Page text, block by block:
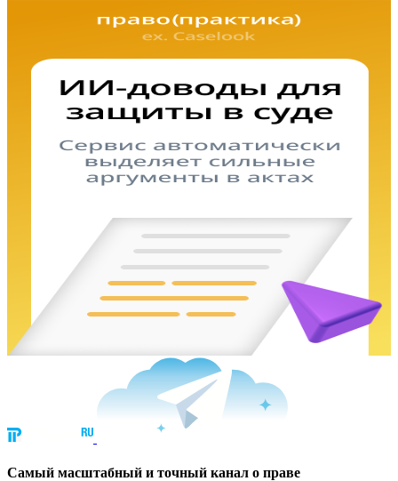
Cамый масштабный и точный канал о праве